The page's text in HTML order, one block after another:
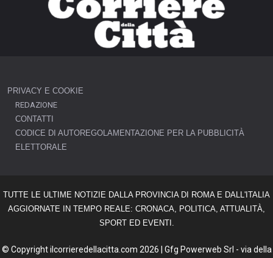
PRIVACY E COOKIE
REDAZIONE
CONTATTI
CODICE DI AUTOREGOLAMENTAZIONE PER LA PUBBLICITÀ
ELETTORALE
TUTTE LE ULTIME NOTIZIE DALLA PROVINCIA DI ROMA E DALL'ITALIA
AGGIORNATE IN TEMPO REALE: CRONACA, POLITICA, ATTUALITÀ,
SPORT ED EVENTI.
© Copyright ilcorrieredellacitta.com 2026 | Gfg Powerweb Srl - via della